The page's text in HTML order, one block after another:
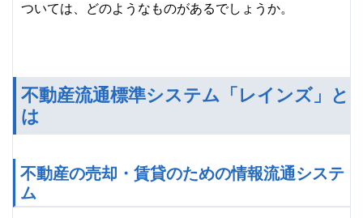
ついては、どのようなものがあるでしょうか。
不動産流通標準システム「レインズ」と
は
不動産の売却・賃貸のための情報流通システ
ム